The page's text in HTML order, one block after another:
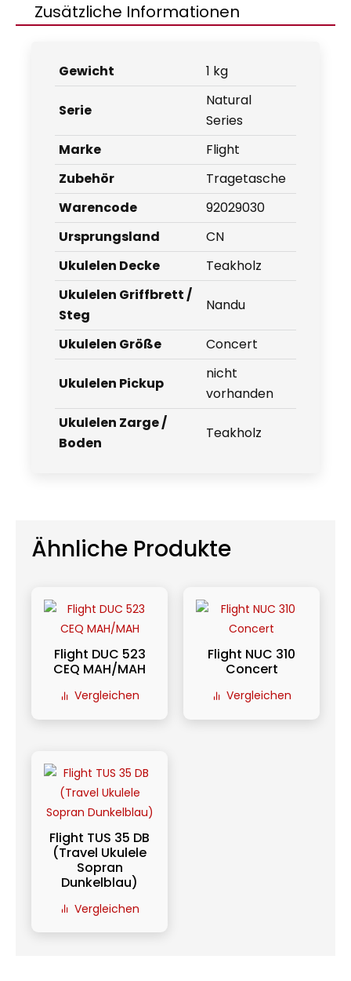
Zusätzliche Informationen
Gewicht 1 kg
Serie
Natural
Series
Marke
Flight
Zubehör
Tragetasche
Warencode
92029030
Ursprungsland
CN
Ukulelen Decke
Teakholz
Ukulelen Griffbrett /
Steg
Nandu
Ukulelen Größe Concert
Ukulelen Pickup
nicht
vorhanden
Ukulelen Zarge /
Boden
Teakholz
Ähnliche Produkte
Flight DUC 523
CEQ MAH/MAH
Vergleichen
Flight NUC 310
Concert
Vergleichen
Flight TUS 35 DB
(Travel Ukulele
Sopran
Dunkelblau)
Vergleichen